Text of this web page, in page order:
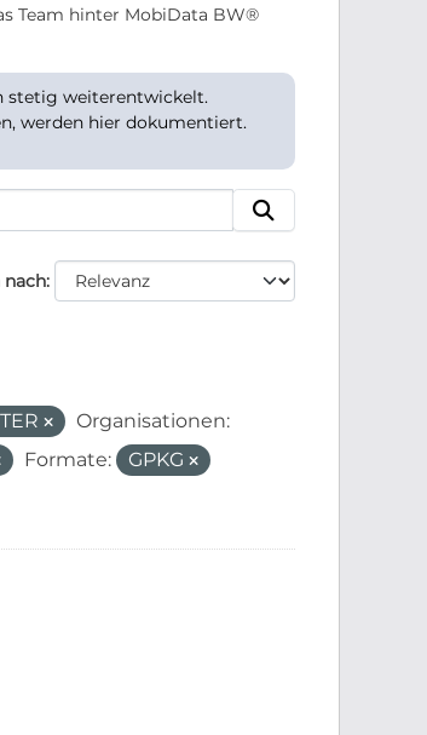
Team hinter MobiData BW®
stetig weiterentwickelt.
werden hier dokumentiert.
nach
Organisationen:
Formate:
GPKG